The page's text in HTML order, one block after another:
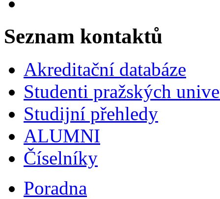
Seznam kontaktů
Akreditační databáze
Studenti pražských
Studijní přehledy
ALUMNI
Číselníky
Poradna